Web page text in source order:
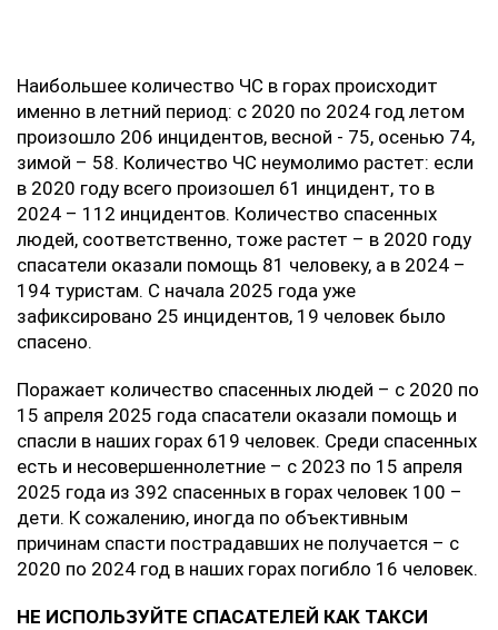
Наибольшее количество ЧС в горах происходит
именно в летний период: с 2020 по 2024 год летом
произошло 206 инцидентов, весной - 75, осенью 74,
зимой – 58. Количество ЧС неумолимо растет: если
в 2020 году всего произошел 61 инцидент, то в
2024 – 112 инцидентов. Количество спасенных
людей, соответственно, тоже растет – в 2020 году
спасатели оказали помощь 81 человеку, а в 2024 –
194 туристам. С начала 2025 года уже
зафиксировано 25 инцидентов, 19 человек было
спасено.
Поражает количество спасенных людей – с 2020 по
15 апреля 2025 года спасатели оказали помощь и
спасли в наших горах 619 человек. Среди спасенных
есть и несовершеннолетние – с 2023 по 15 апреля
2025 года из 392 спасенных в горах человек 100 –
дети. К сожалению, иногда по объективным
причинам спасти пострадавших не получается – с
2020 по 2024 год в наших горах погибло 16 человек.
НЕ ИСПОЛЬЗУЙТЕ СПАСАТЕЛЕЙ КАК ТАКСИ